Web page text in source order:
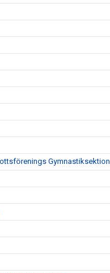
Gymnastiksektion